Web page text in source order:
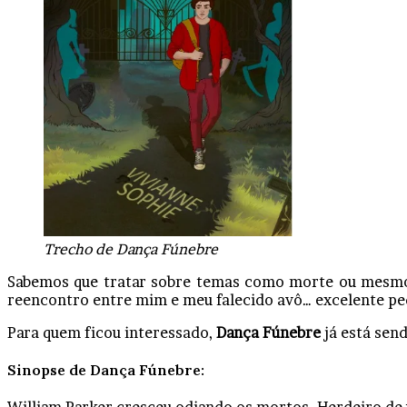
Trecho de Dança Fúnebre
Sabemos que tratar sobre temas como morte ou
reencontro entre mim e meu falecido avô… excelente
Para quem ficou interessado, Dança Fúnebrejá está
Sinopse de Dança Fúnebre: